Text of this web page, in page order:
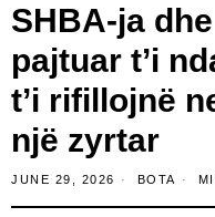
SHBA-ja
pajtuar t’i
t’i rifillojnë
një zyrtar
JUNE 29, 2026 BOTA